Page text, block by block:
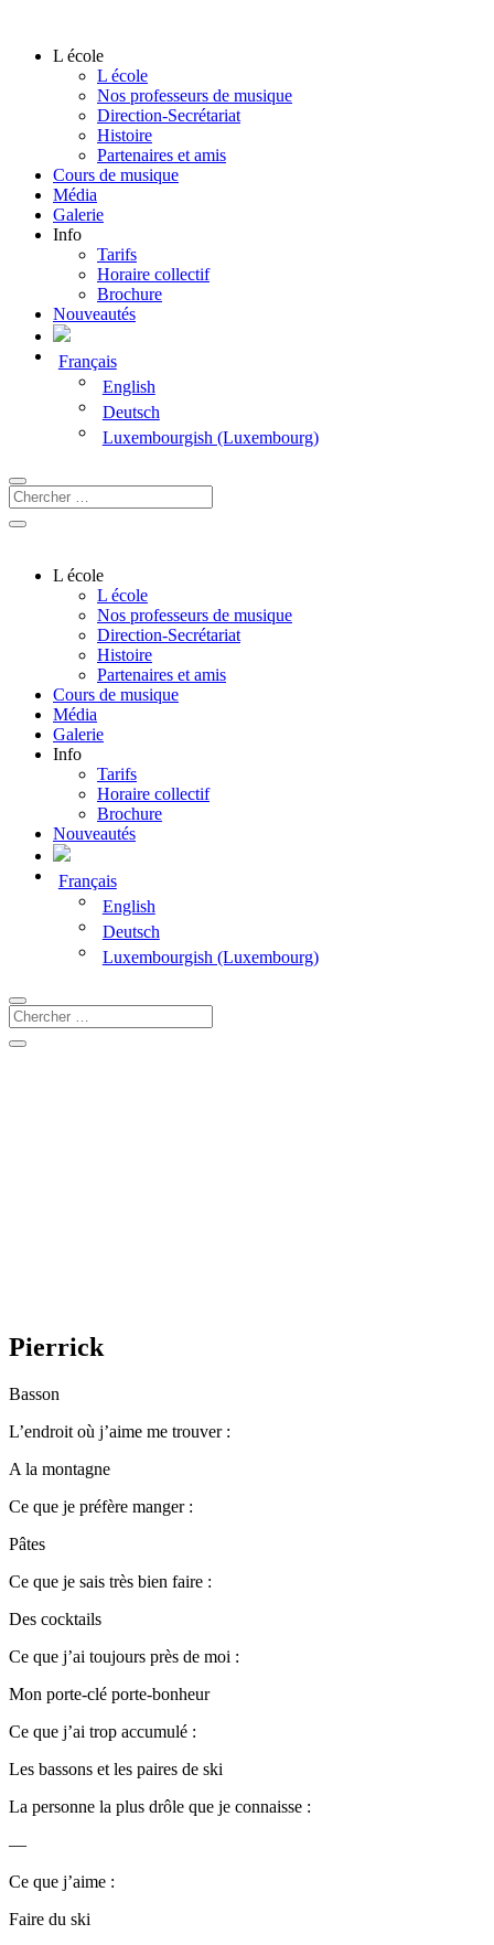
L école
L école
Nos professeurs de musique
Direction-Secrétariat
Histoire
Partenaires et amis
Cours de musique
Média
Galerie
Info
Tarifs
Horaire collectif
Brochure
Nouveautés
Français
English
Deutsch
Luxembourgish (Luxembourg)
L école
L école
Nos professeurs de musique
Direction-Secrétariat
Histoire
Partenaires et amis
Cours de musique
Média
Galerie
Info
Tarifs
Horaire collectif
Brochure
Nouveautés
Français
English
Deutsch
Luxembourgish (Luxembourg)
Pierrick
Basson
L’endroit où j’aime me trouver :
A la montagne
Ce que je préfère manger :
Pâtes
Ce que je sais très bien faire :
Des cocktails
Ce que j’ai toujours près de moi :
Mon porte-clé porte-bonheur
Ce que j’ai trop accumulé :
Les bassons et les paires de ski
La personne la plus drôle que je connaisse :
—
Ce que j’aime :
Faire du ski